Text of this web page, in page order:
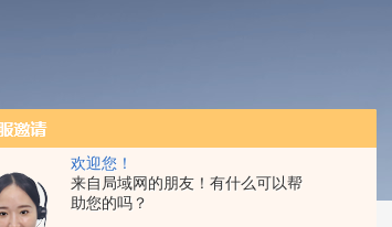
欢迎您！
来自局域网的朋友！有什么可以帮
助您的吗？